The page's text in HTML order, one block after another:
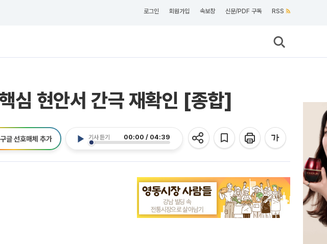
로그인 회원가입 속보창 신문/PDF 구독 RSS
심 현안서 간극 재확인 [종합]
기사 듣기 00:00 / 04:39
구글 선호매체 추가